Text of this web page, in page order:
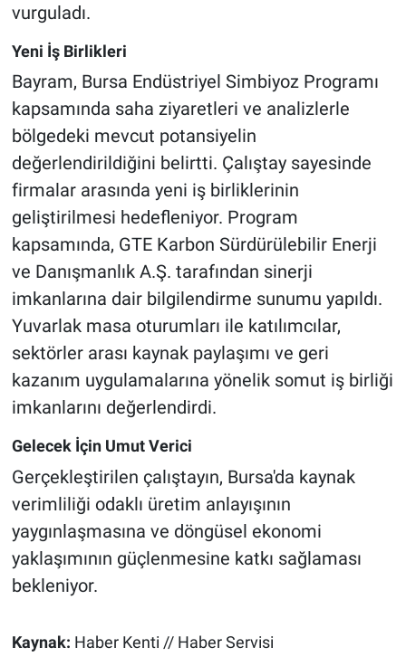
vurguladı.
Yeni İş Birlikleri
Bayram, Bursa Endüstriyel Simbiyoz Programı
kapsamında saha ziyaretleri ve analizlerle
bölgedeki mevcut potansiyelin
değerlendirildiğini belirtti. Çalıştay sayesinde
firmalar arasında yeni iş birliklerinin
geliştirilmesi hedefleniyor. Program
kapsamında, GTE Karbon Sürdürülebilir Enerji
ve Danışmanlık A.Ş. tarafından sinerji
imkanlarına dair bilgilendirme sunumu yapıldı.
Yuvarlak masa oturumları ile katılımcılar,
sektörler arası kaynak paylaşımı ve geri
kazanım uygulamalarına yönelik somut iş birliği
imkanlarını değerlendirdi.
Gelecek İçin Umut Verici
Gerçekleştirilen çalıştayın, Bursa'da kaynak
verimliliği odaklı üretim anlayışının
yaygınlaşmasına ve döngüsel ekonomi
yaklaşımının güçlenmesine katkı sağlaması
bekleniyor.
Kaynak: Haber Kenti // Haber Servisi